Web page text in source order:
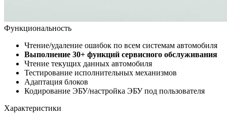
Функциональность
Чтение/удаление ошибок по всем системам автомобиля
Выполнение 30+ функций сервисного обслуживания
Чтение текущих данных автомобиля
Тестирование исполнительных механизмов
Адаптация блоков
Кодирование ЭБУ/настройка ЭБУ под пользователя
Характеристики